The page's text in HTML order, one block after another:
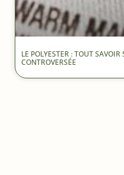
LE POLYESTER : TOUT
CONTROVERSÉE